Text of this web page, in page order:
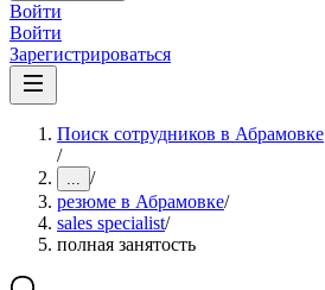
Войти
Войти
Зарегистрироваться
Поиск сотрудников в Абрамовке
/
... /
резюме в Абрамовке/
sales specialist/
полная занятость